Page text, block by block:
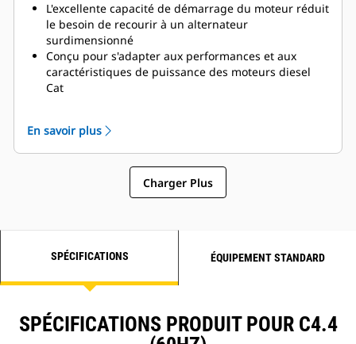
L'excellente capacité de démarrage du moteur réduit
le besoin de recourir à un alternateur
surdimensionné
Conçu pour s'adapter aux performances et aux
caractéristiques de puissance des moteurs diesel
Cat
En savoir plus
Charger Plus
SPÉCIFICATIONS ÉQUIPEMENT STANDARD
SPÉCIFICATIONS PRODUIT POUR C4.4